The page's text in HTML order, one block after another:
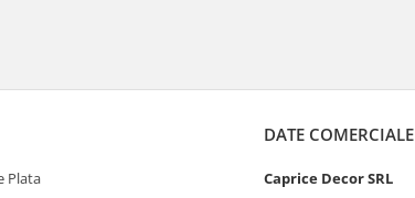
Plata
DATE COMERCIALE
Caprice Decor SRL